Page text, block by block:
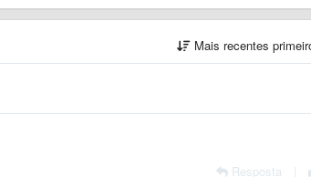
Mais recentes
Resposta